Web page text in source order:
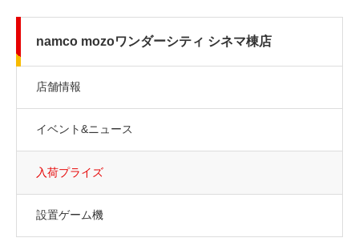
namco mozoワンダーシティ シネマ棟店
店舗情報
イベント&ニュース
入荷プライズ
設置ゲーム機